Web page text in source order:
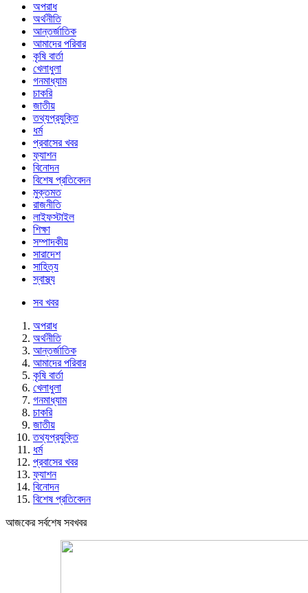
অপরাধ
অর্থনীতি
আন্তর্জাতিক
আমাদের পরিবার
কৃষি বার্তা
খেলাধুলা
গনমাধ্যাম
চাকরি
জাতীয়
তথ্যপ্রযুক্তি
ধর্ম
প্রবাসের খবর
ফ্যাশন
বিনোদন
বিশেষ প্রতিবেদন
মুক্তমত
রাজনীতি
লাইফস্টাইল
শিক্ষা
সম্পাদকীয়
সারাদেশ
সাহিত্য
স্বাস্থ্য
সব খবর
অপরাধ
অর্থনীতি
আন্তর্জাতিক
আমাদের পরিবার
কৃষি বার্তা
খেলাধুলা
গনমাধ্যাম
চাকরি
জাতীয়
তথ্যপ্রযুক্তি
ধর্ম
প্রবাসের খবর
ফ্যাশন
বিনোদন
বিশেষ প্রতিবেদন
আজকের সর্বশেষ সবখবর